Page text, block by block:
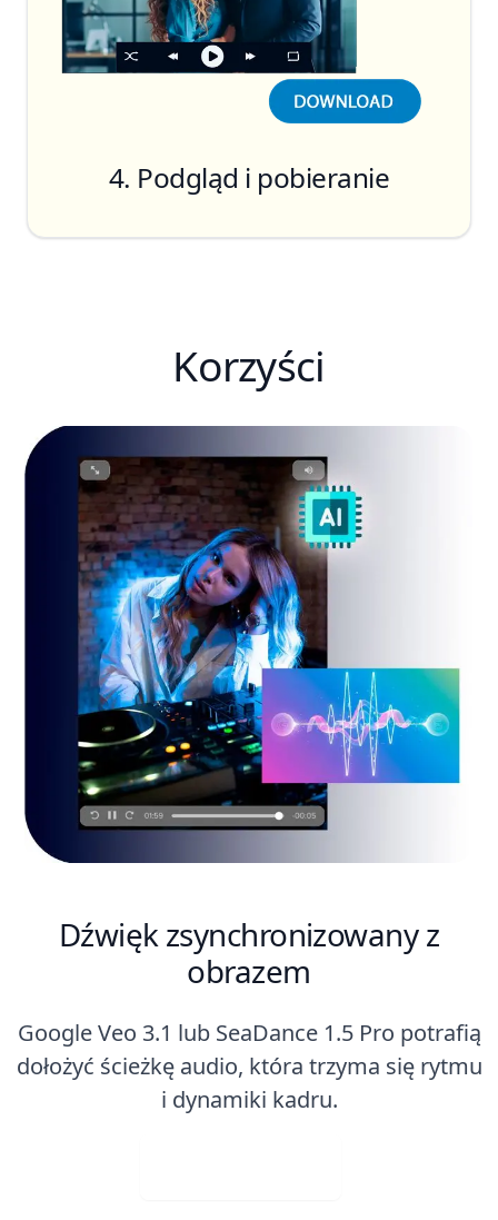
Animuj
4. Podgląd i pobieranie
Korzyści
Dźwięk zsynchronizowany z
obrazem
Google Veo 3.1 lub SeaDance 1.5 Pro potrafią
dołożyć ścieżkę audio, która trzyma się rytmu
i dynamiki kadru.